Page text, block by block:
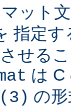
ット
指定
せる
は C
の